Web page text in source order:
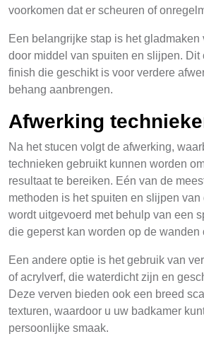
voorkomen dat er scheuren of
Een belangrijke stap is het gladmaken
door middel van spuiten en slijpen. Dit
finish die geschikt is voor verdere
behang aanbrengen.
Afwerking
Na het stucen volgt de afwerking,
technieken gebruikt kunnen worden
resultaat te bereiken. Eén van de
methoden is het spuiten en slijpen
wordt uitgevoerd met behulp van een
die geperst kan worden op de wanden
Een andere optie is het gebruik van
of acrylverf, die waterdicht zijn en
Deze verven bieden ook een breed
texturen, waardoor u uw badkamer
persoonlijke smaak.